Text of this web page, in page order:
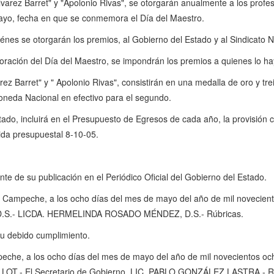
Barret" y "Apolonio Rivas", se otorgarán anualmente a los
fecha en que se conmemora el Día del Maestro.
se otorgarán los premios, al Gobierno del Estado y al Sindicato
del Día del Maestro, se impondrán los premios a quienes lo
Barret" y " Apolonio Rivas", consistirán en una medalla de oro y
Nacional en efectivo para el segundo.
incluirá en el Presupuesto de Egresos de cada año, la
presupuestal 8-10-05.
de su publicación en el Periódico Oficial del Gobierno del Estado.
a los ocho días del mes de mayo del año de mil
LICDA. HERMELINDA ROSADO MÉNDEZ, D.S.- Rúbricas.
debido cumplimiento.
a los ocho días del mes de mayo del año de mil novecientos
El Secretario de Gobierno, LIC. PABLO GONZÁLEZ LASTRA.-